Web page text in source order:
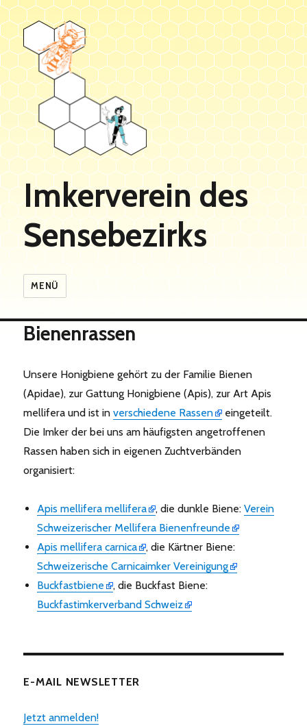
Imkerverein des
Sensebezirks
MENÜ
Bienenrassen
Unsere Honigbiene gehört zu der Familie Bienen
(Apidae), zur Gattung Honigbiene (Apis), zur Art Apis
mellifera und ist inverschiedene Rassen
eingeteilt.
Die Imker der bei uns am häufigsten angetroffenen
Rassen haben sich in eigenen Zuchtverbänden
organisiert:
Apis mellifera mellifera , die dunkle Biene:Verein
Schweizerischer Mellifera Bienenfreunde
Apis mellifera carnica
, die Kärtner Biene:
Schweizerische Carnicaimker Vereinigung
Buckfastbiene
, die Buckfast Biene:
Buckfastimkerverband Schweiz
E-MAIL NEWSLETTER
Jetzt anmelden!